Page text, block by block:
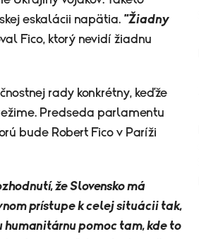
eskalácii napätia. "Žiadny
Fico, ktorý nevidí žiadnu
rady konkrétny, keďže
Predseda parlamentu
bude Robert Fico v Paríži
že Slovensko má
prístupe k celej situácii tak,
pomoc tam, kde to